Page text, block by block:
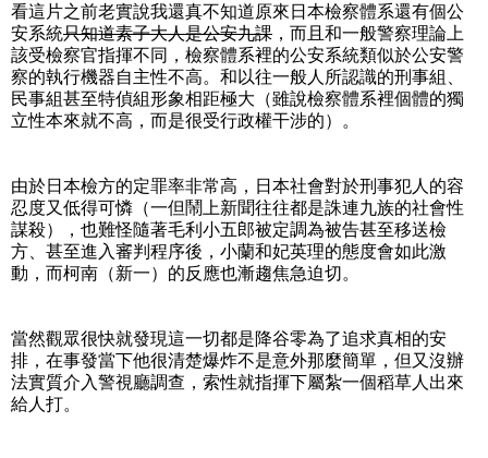
看這片之前老實說我還真不知道原來日本檢察體系還有個公
安系統只知道素子大人是公安九課 ，而且和一般警察理論上
該受檢察官指揮不同，檢察體系裡的公安系統類似於公安警
察的執行機器自主性不高。和以往一般人所認識的刑事組、
民事組甚至特偵組形象相距極大（雖說檢察體系裡個體的獨
立性本來就不高，而是很受行政權干涉的）。
由於日本檢方的定罪率非常高，日本社會對於刑事犯人的容
忍度又低得可憐（一但鬧上新聞往往都是誅連九族的社會性
謀殺），也難怪隨著毛利小五郎被定調為被告甚至移送檢
方、甚至進入審判程序後，小蘭和妃英理的態度會如此激
動，而柯南（新一）的反應也漸趨焦急迫切。
當然觀眾很快就發現這一切都是降谷零為了追求真相的安
排，在事發當下他很清楚爆炸不是意外那麼簡單，但又沒辦
法實質介入警視廳調查，索性就指揮下屬紮一個稻草人出來
給人打。